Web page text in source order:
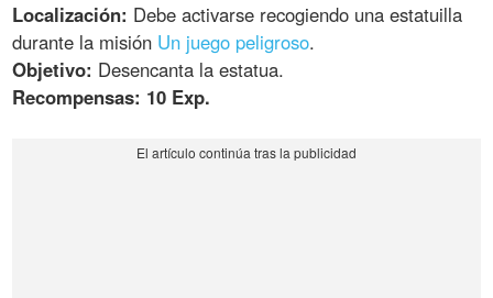
Localización: Debe activarse recogiendo una estatuilla
durante la misión Un juego peligroso.
Objetivo: Desencanta la estatua.
Recompensas: 10 Exp.